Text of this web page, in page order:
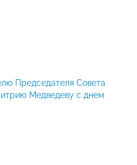
Председателя Совета
Медведеву с днем